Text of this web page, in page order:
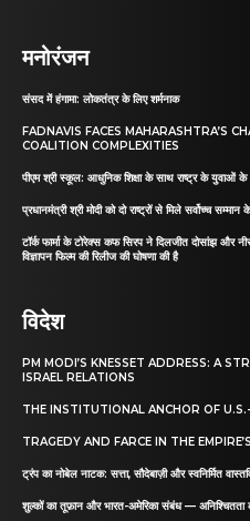
मनोरंजन
संसद में हंगामा: लोकतंत्र के लिए शर्मनाक
FADNAVIS FACES MAHARASHTRA’S
COALITION COMPLEXITIES
पीएम श्री स्कूल: आधुनिक शिक्षा के साथ राष्ट्र के युवाओं के
प्रधानमंत्री श्री मोदी को दो राष्ट्रों से मिले सर्वोच्च
टॉर्क फार्मा के टोरेक्स कफ सिरप ने दिलजीत दोसांझ
विज्ञापन फिल्म की रिलीज की घोषणा की है
विदेश
PM MODI’S KNESSET ADDRESS: A
ISRAEL RELATIONS
THE INSTITUTIONAL ANCHOR OF
TRAGEDY AND FARCE IN THE
ट्रंप का नोबेल नाटक: सत्ता, सौदेबाज़ी और स्वनिर्मित
शुल्कों का तूफ़ान और भारत-अमेरिका संबंध — अनिश्चितता